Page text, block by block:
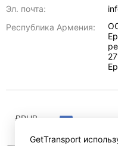
Эл. почта:
Республика Армения:
₽RUB
GetTransport